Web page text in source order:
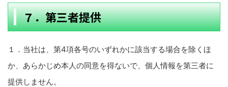
７．第三者提供
１．当社は、第4項各号のいずれかに該当する場合を除くほ
か、あらかじめ本人の同意を得ないで、個人情報を第三者に
提供しません。